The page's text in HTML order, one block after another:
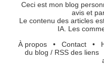
Ceci est mon blog
avis et
Le contenu des articles
IA. Les
À propos• Contact•
du blog / RSS des liens